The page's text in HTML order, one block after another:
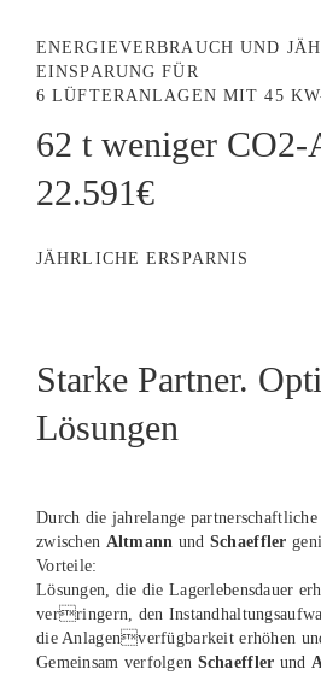
ENERGIEVERBRAUCH UND
EINSPARUNG FÜR
6 LÜFTERANLAGEN MIT 45
62 t weniger CO2-
22.591€
JÄHRLICHE ERSPARNIS
Starke Partner.
Lösungen
Durch die jahrelange
zwischen Altmann und Schaeffler
Vorteile:
Lösungen, die die Lagerlebensdauer
verringern, den
die Anlagenverfügbarkeit erhöhen
Gemeinsam verfolgen Schaeffler und